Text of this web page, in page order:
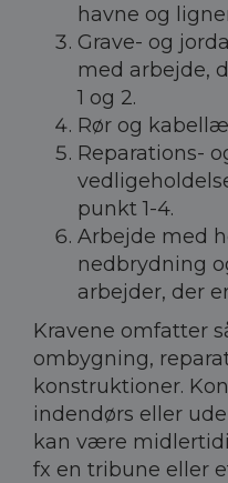
havne og
Grave- og
med arbejde,
1 og 2.
Rør og
Reparations-
punkt 1-4.
Arbejde med
nedbrydning
arbejder, der
Kravene omfatter
ombygning,
konstruktioner.
indendørs eller
kan være
fx en tribune eller